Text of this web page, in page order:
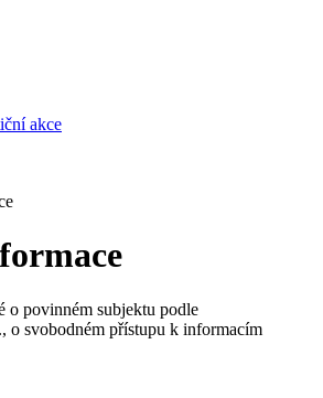
akce
o povinném subjektu podle
o svobodném přístupu k informacím